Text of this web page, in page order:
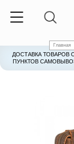
Главная
ДОСТАВКА ТОВАРОВ
ПУНКТОВ